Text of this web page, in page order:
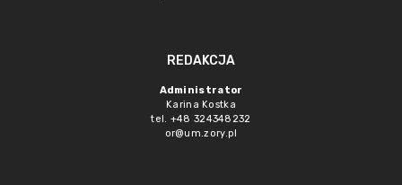
REDAKCJA
Administrator
Karina Kostka
tel. +48 324348232
or@um.zory.pl